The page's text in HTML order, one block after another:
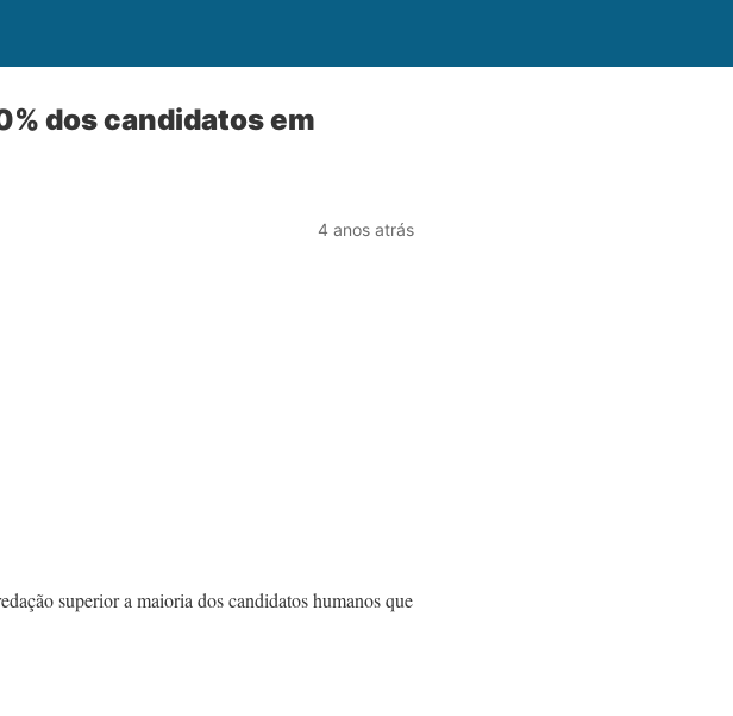
dos candidatos em
4 anos atrás
superior a maioria dos candidatos humanos que